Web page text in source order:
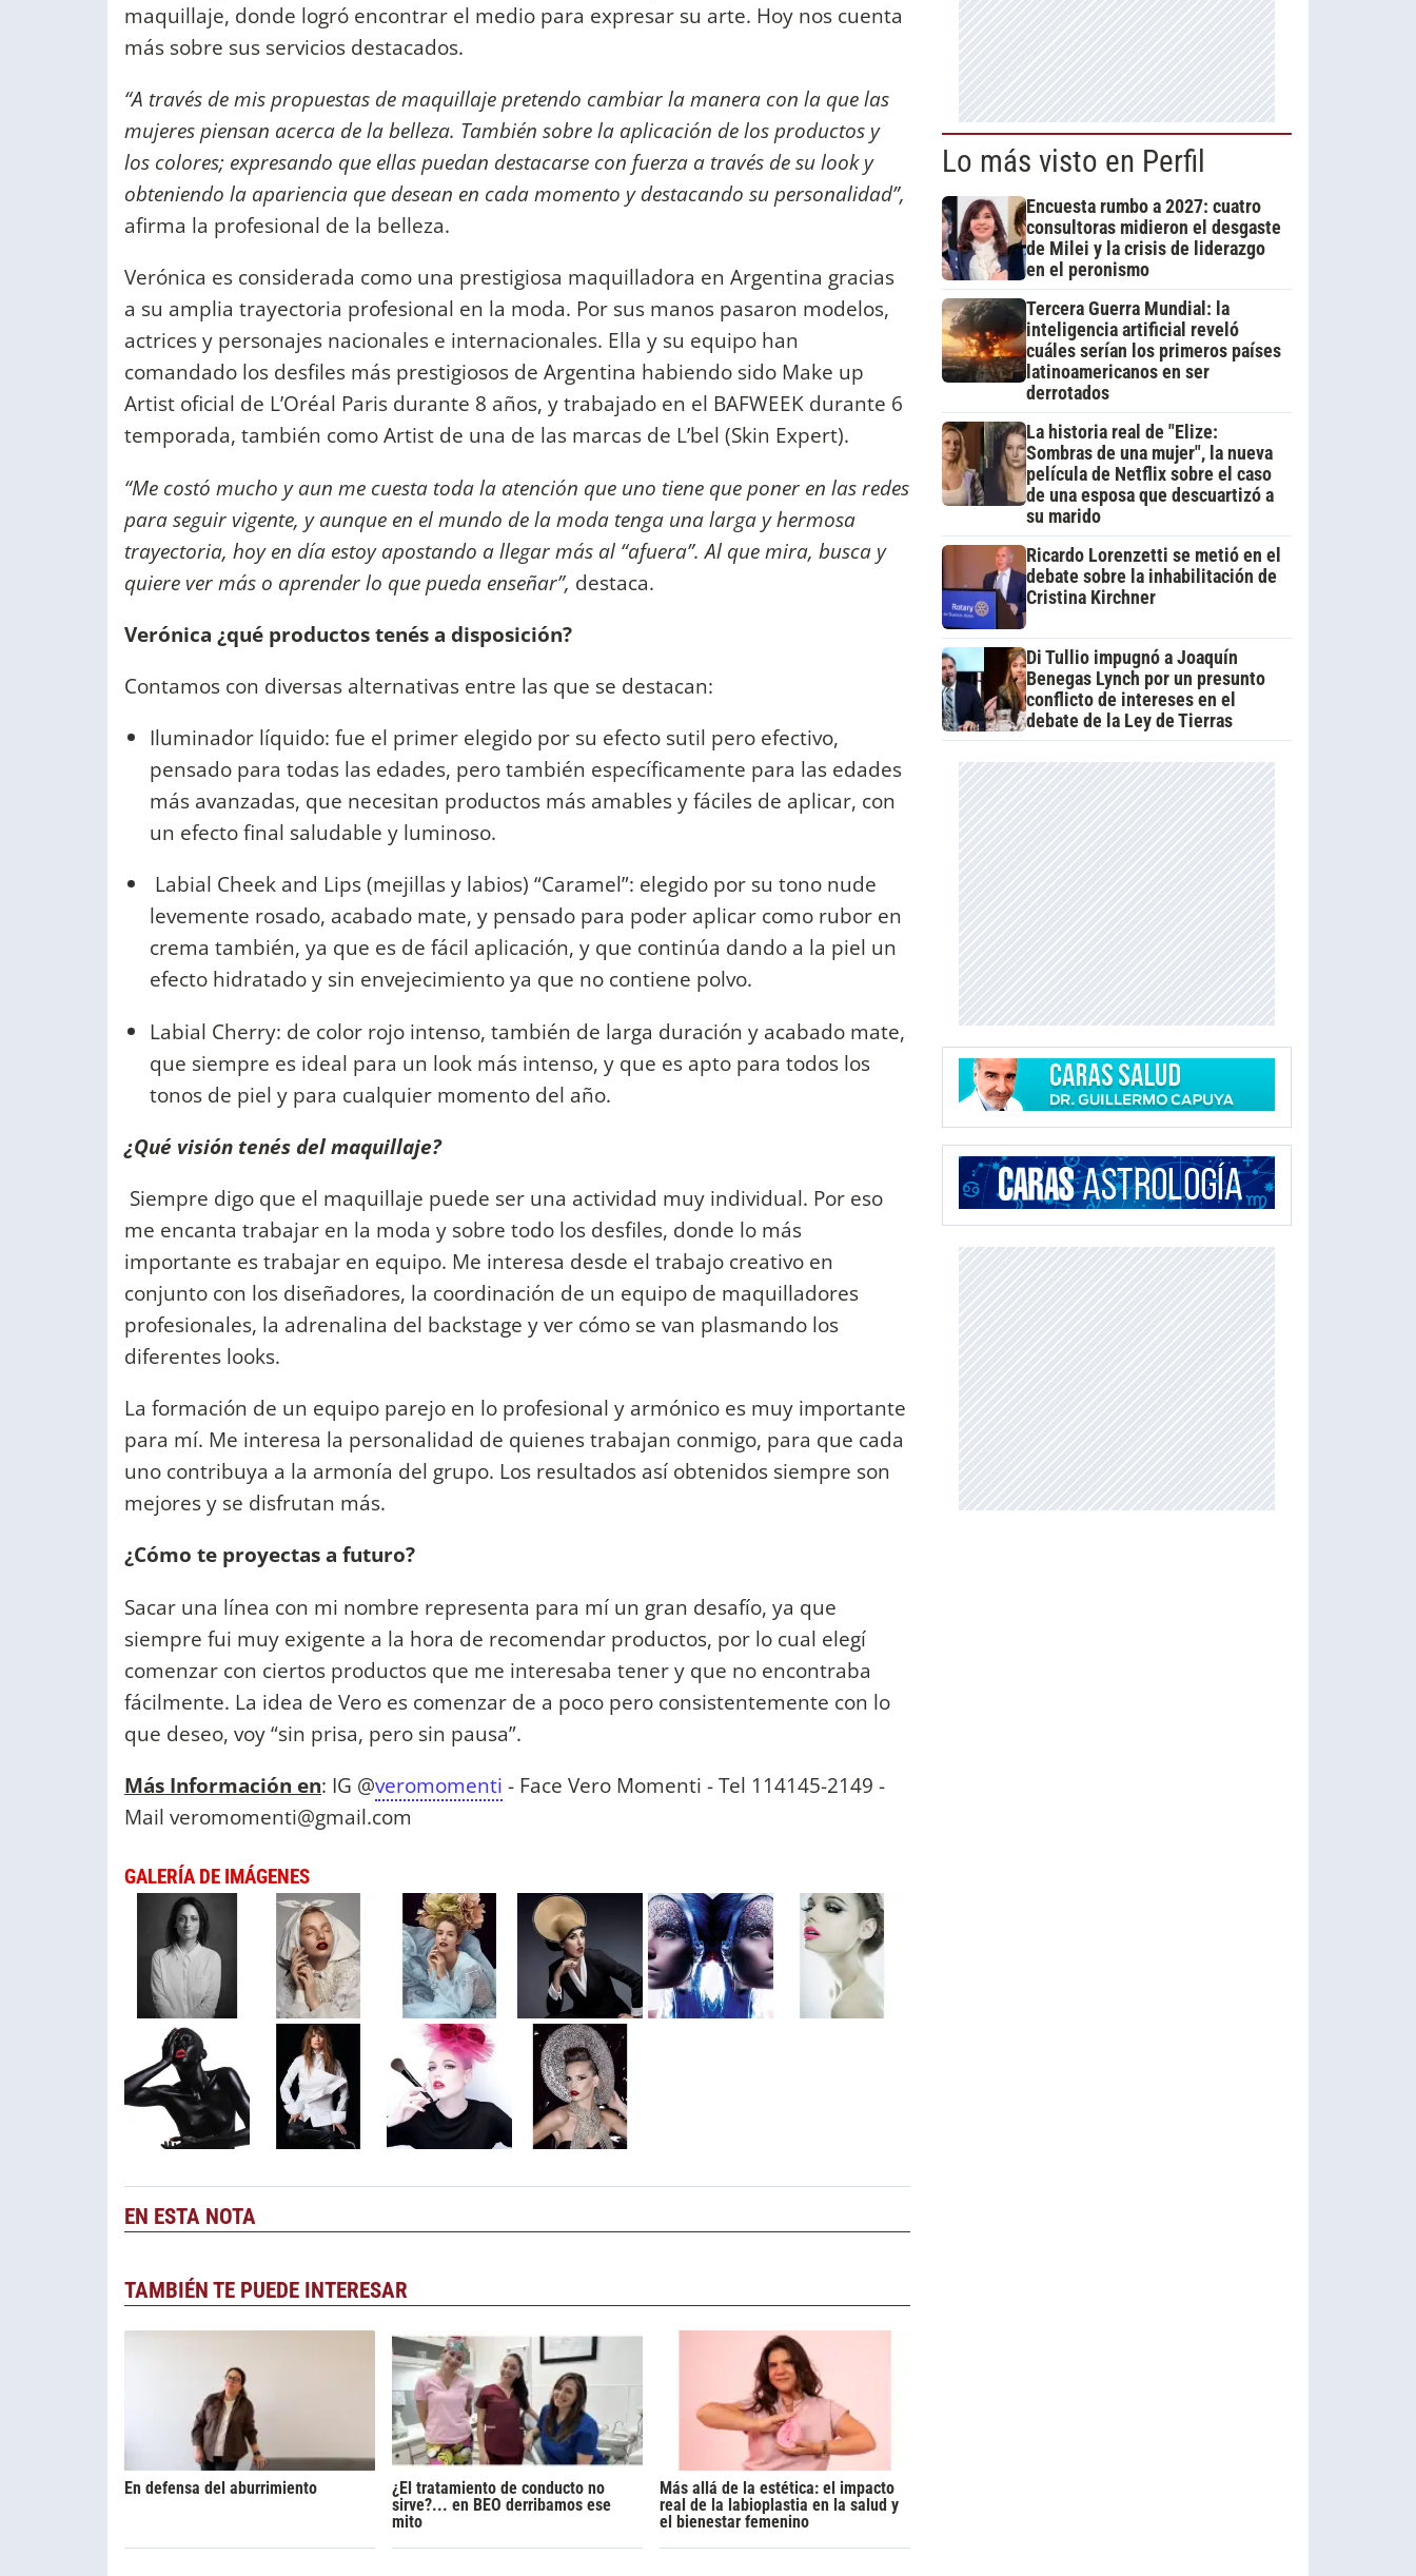
maquillaje, donde logró encontrar el medio para expresar su arte. Hoy nos cuenta
más sobre sus servicios destacados.
“A través de mis propuestas de maquillaje pretendo cambiar la manera con la que las
mujeres piensan acerca de la belleza. También sobre la aplicación de los productos y
los colores; expresando que ellas puedan destacarse con fuerza a través de su look y
obteniendo la apariencia que desean en cada momento y destacando su personalidad”,
afirma la profesional de la belleza.
Verónica es considerada como una prestigiosa maquilladora en Argentina gracias
a su amplia trayectoria profesional en la moda. Por sus manos pasaron modelos,
actrices y personajes nacionales e internacionales. Ella y su equipo han
comandado los desfiles más prestigiosos de Argentina habiendo sido Make up
Artist oficial de L’Oréal Paris durante 8 años, y trabajado en el BAFWEEK durante 6
temporada, también como Artist de una de las marcas de L’bel (Skin Expert).
“Me costó mucho y aun me cuesta toda la atención que uno tiene que poner en las redes
para seguir vigente, y aunque en el mundo de la moda tenga una larga y hermosa
trayectoria, hoy en día estoy apostando a llegar más al “afuera”. Al que mira, busca y
quiere ver más o aprender lo que pueda enseñar”, destaca.
Verónica ¿qué productos tenés a disposición?
Contamos con diversas alternativas entre las que se destacan:
Iluminador líquido: fue el primer elegido por su efecto sutil pero efectivo,
pensado para todas las edades, pero también específicamente para las edades
más avanzadas, que necesitan productos más amables y fáciles de aplicar, con
un efecto final saludable y luminoso.
Labial Cheek and Lips (mejillas y labios) “Caramel”: elegido por su tono nude
levemente rosado, acabado mate, y pensado para poder aplicar como rubor en
crema también, ya que es de fácil aplicación, y que continúa dando a la piel un
efecto hidratado y sin envejecimiento ya que no contiene polvo.
Labial Cherry: de color rojo intenso, también de larga duración y acabado mate,
que siempre es ideal para un look más intenso, y que es apto para todos los
tonos de piel y para cualquier momento del año.
¿Qué visión tenés del maquillaje?
Siempre digo que el maquillaje puede ser una actividad muy individual. Por eso
me encanta trabajar en la moda y sobre todo los desfiles, donde lo más
importante es trabajar en equipo. Me interesa desde el trabajo creativo en
conjunto con los diseñadores, la coordinación de un equipo de maquilladores
profesionales, la adrenalina del backstage y ver cómo se van plasmando los
diferentes looks.
La formación de un equipo parejo en lo profesional y armónico es muy importante
para mí. Me interesa la personalidad de quienes trabajan conmigo, para que cada
uno contribuya a la armonía del grupo. Los resultados así obtenidos siempre son
mejores y se disfrutan más.
¿Cómo te proyectas a futuro?
Sacar una línea con mi nombre representa para mí un gran desafío, ya que
siempre fui muy exigente a la hora de recomendar productos, por lo cual elegí
comenzar con ciertos productos que me interesaba tener y que no encontraba
fácilmente. La idea de Vero es comenzar de a poco pero consistentemente con lo
que deseo, voy “sin prisa, pero sin pausa”.
Más Información en: IG @veromomenti - Face Vero Momenti - Tel 114145-2149 -
Mail veromomenti@gmail.com
GALERÍA DE IMÁGENES
EN ESTA NOTA
TAMBIÉN TE PUEDE INTERESAR
En defensa del aburrimiento
¿El tratamiento de conducto no
sirve?... en BEO derribamos ese
mito
Más allá de la estética: el impacto
real de la labioplastia en la salud y
el bienestar femenino
Lo más visto en Perfil
Encuesta rumbo a 2027: cuatro
consultoras midieron el desgaste
de Milei y la crisis de liderazgo
en el peronismo
Tercera Guerra Mundial: la
inteligencia artificial reveló
cuáles serían los primeros países
latinoamericanos en ser
derrotados
La historia real de "Elize:
Sombras de una mujer", la nueva
película de Netflix sobre el caso
de una esposa que descuartizó a
su marido
Ricardo Lorenzetti se metió en el
debate sobre la inhabilitación de
Cristina Kirchner
Di Tullio impugnó a Joaquín
Benegas Lynch por un presunto
conflicto de intereses en el
debate de la Ley de Tierras